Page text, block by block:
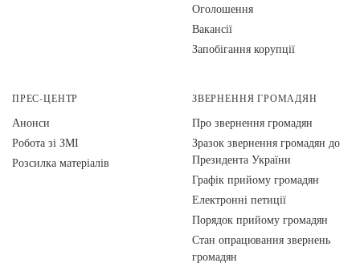
Оголошення
Вакансії
Запобігання корупції
ПРЕС-ЦЕНТР
Анонси
Робота зі ЗМІ
Розсилка матеріалів
ЗВЕРНЕННЯ ГРОМАДЯН
Про звернення громадян
Зразок звернення громадян до
Президента України
Графік прийому громадян
Електронні петиції
Порядок прийому громадян
Стан опрацювання звернень
громадян